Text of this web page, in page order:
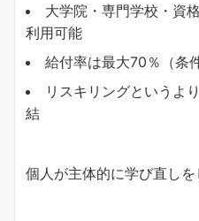
大学院・専門学校・資
利用可能
給付率は最大70％（条
リスキリングというよ
結
個人が主体的に学び直し